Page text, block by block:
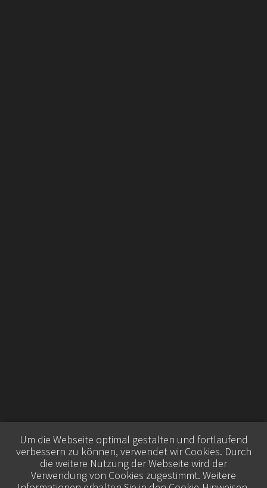
Um die Webseite optimal gestalten und fortlaufend
verbessern zu können, verwendet wir Cookies. Durch
die weitere Nutzung der Webseite wird der
Verwendung von Cookies zugestimmt. Weitere